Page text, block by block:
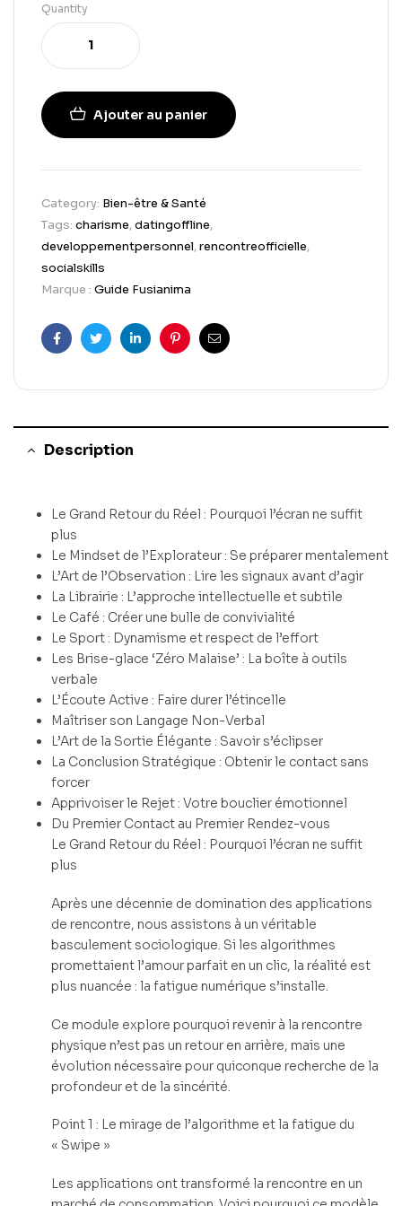
Quantity
Ajouter au panier
Category: Bien-être & Santé
Tags: charisme,datingoffline,
developpementpersonnel,rencontreofficielle,
socialskills
Marque : Guide Fusianima
FacebookTwitterLinkedinPinterestEmail
Description
Le Grand Retour du Réel : Pourquoi l’écran ne suffit
plus
Le Mindset de l’Explorateur : Se préparer mentalement
L’Art de l’Observation : Lire les signaux avant d’agir
La Librairie : L’approche intellectuelle et subtile
Le Café : Créer une bulle de convivialité
Le Sport : Dynamisme et respect de l’effort
Les Brise-glace ‘Zéro Malaise’ : La boîte à outils
verbale
L’Écoute Active : Faire durer l’étincelle
Maîtriser son Langage Non-Verbal
L’Art de la Sortie Élégante : Savoir s’éclipser
La Conclusion Stratégique : Obtenir le contact sans
forcer
Apprivoiser le Rejet : Votre bouclier émotionnel
Du Premier Contact au Premier Rendez-vous
Le Grand Retour du Réel : Pourquoi l’écran ne suffit
plus
Après une décennie de domination des applications
de rencontre, nous assistons à un véritable
basculement sociologique. Si les algorithmes
promettaient l’amour parfait en un clic, la réalité est
plus nuancée : la fatigue numérique s’installe.
Ce module explore pourquoi revenir à la rencontre
physique n’est pas un retour en arrière, mais une
évolution nécessaire pour quiconque recherche de la
profondeur et de la sincérité.
Point 1 : Le mirage de l’algorithme et la fatigue du
« Swipe »
Les applications ont transformé la rencontre en un